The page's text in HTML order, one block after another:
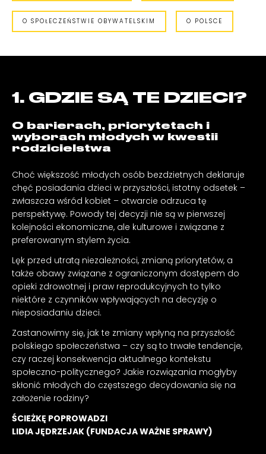
O SPOŁECZEŃSTWIE OBYWATELSKIM O POLSCE
1. GDZIE SĄ TE DZIECI?
O barierach, priorytetach i
wyborach młodych w kwestii
rodzicielstwa
Choć większość młodych osób bezdzietnych deklaruje
chęć posiadania dzieci w przyszłości, istotny odsetek –
zwłaszcza wśród kobiet – otwarcie odrzuca tę
perspektywę. Powody tej decyzji nie są w pierwszej
kolejności ekonomiczne, ale kulturowe i związane z
preferowanym stylem życia.
Lęk przed utratą niezależności, zmianą priorytetów, a
także obawy związane z ograniczonym dostępem do
opieki zdrowotnej i praw reprodukcyjnych to tylko
niektóre z czynników wpływających na decyzję o
nieposiadaniu dzieci.
Zastanowimy się, jak te zmiany wpłyną na przyszłość
polskiego społeczeństwa – czy są to trwałe tendencje,
czy raczej konsekwencja aktualnego kontekstu
społeczno-politycznego? Jakie rozwiązania mogłyby
skłonić młodych do częstszego decydowania się na
założenie rodziny?
ŚCIEŻKĘ POPROWADZI
LIDIA JĘDRZEJAK (FUNDACJA WAŻNE SPRAWY)